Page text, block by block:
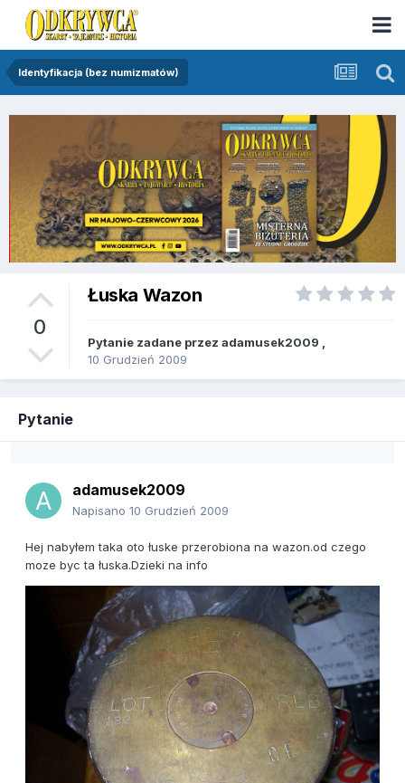
Identyfikacja (bez numizmatów)
0
Łuska Wazon
Pytanie zadane przez adamusek2009
10 Grudzień 2009
Pytanie
adamusek2009
Napisano 10 Grudzień 2009
Hej nabyłem taka oto łuske przerobiona na wazon.od czego
moze byc ta łuska.Dzieki na info